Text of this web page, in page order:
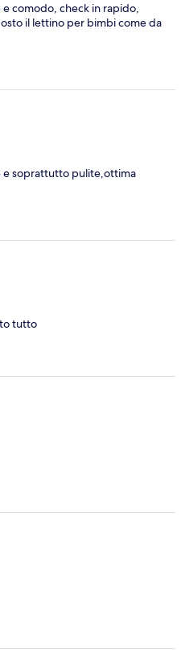
comodo, check in rapido,
il lettino per bimbi come da
e soprattutto pulite,ottima
tutto